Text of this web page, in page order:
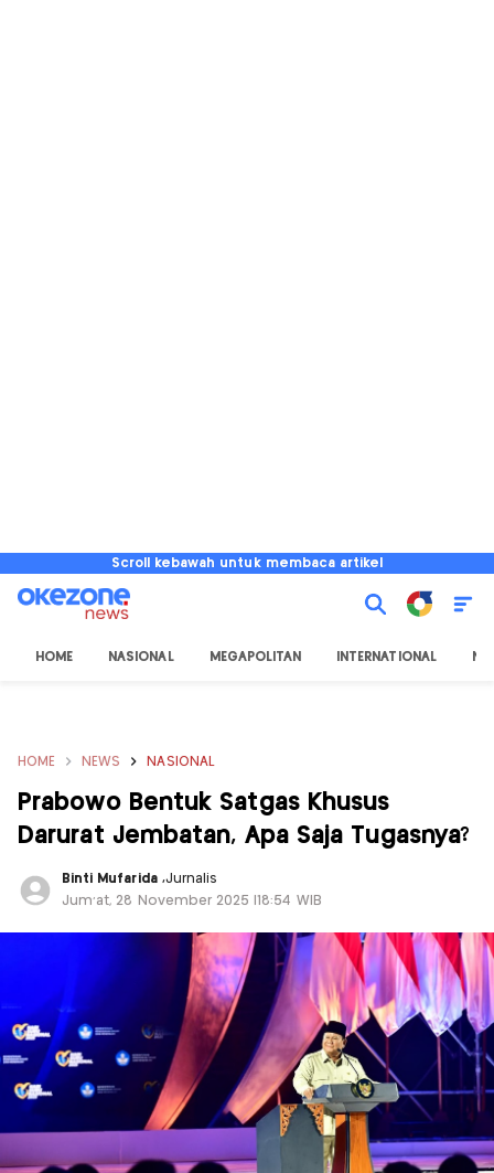
Scroll kebawah untuk membaca artikel
HOME NASIONAL MEGAPOLITAN INTERNATIONAL
HOME NEWS NASIONAL
Prabowo Bentuk Satgas Khusus
Darurat Jembatan, Apa Saja Tugasnya?
Binti Mufarida ,Jurnalis
Jum'at, 28 November 2025 |18:54 WIB